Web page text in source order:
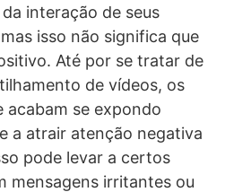
interação de seus
isso não significa que
Até por se tratar de
de vídeos, os
acabam se expondo
a atrair atenção negativa
pode levar a certos
mensagens irritantes ou